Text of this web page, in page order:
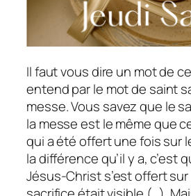
Il faut vous dire un mot de
entend par le mot de saint
messe. Vous savez que le
la messe est le même que
qui a été offert une fois sur
la différence qu’il y a, c’est
Jésus-Christ s’est offert sur